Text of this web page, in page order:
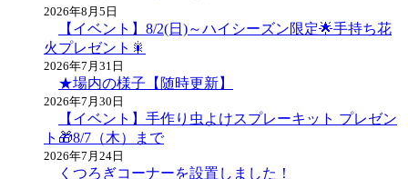
2026年8月5日
【イベント】8/2(日)～ハイシーズン限定🌟手持ち花
火プレゼント🎇
2026年7月31日
★場内の様子【随時更新】
2026年7月30日
【イベント】手作り虫よけスプレーキット プレゼン
ト🎁8/7（木）まで
2026年7月24日
くつろぎコーナーを設置しました！